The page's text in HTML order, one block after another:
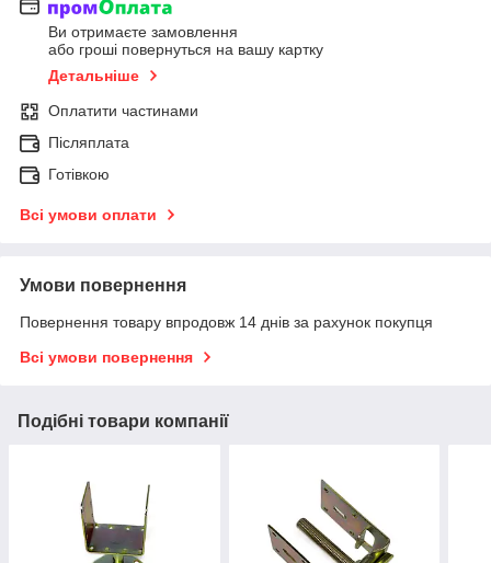
Ви отримаєте замовлення
або гроші повернуться на вашу картку
Детальніше
Оплатити частинами
Післяплата
Готівкою
Всі умови оплати
Умови повернення
Повернення товару впродовж 14 днів за рахунок покупця
Всі умови повернення
Подібні товари компанії